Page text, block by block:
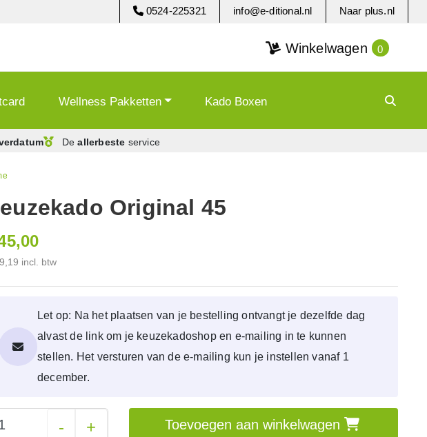
0524-225321 info@e-ditional.nl Naar plus.nl
Winkelwagen 0
Wellness Pakketten Kado Boxen
Deallerbeste service
Original 45
incl. btw
Let op: Na het plaatsen van je bestelling ontvangt je dezelfde dag
alvast de link om je keuzekadoshop en e-mailing in te kunnen
stellen. Het versturen van de e-mailing kun je instellen vanaf 1
december.
- + Toevoegen aan winkelwagen